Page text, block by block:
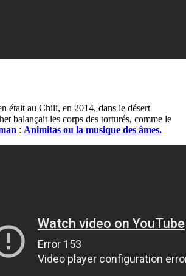
était au Chili, en 2014, dans le désert
balançait les corps des torturés, comme le
: Animitas ou la musique des âmes.